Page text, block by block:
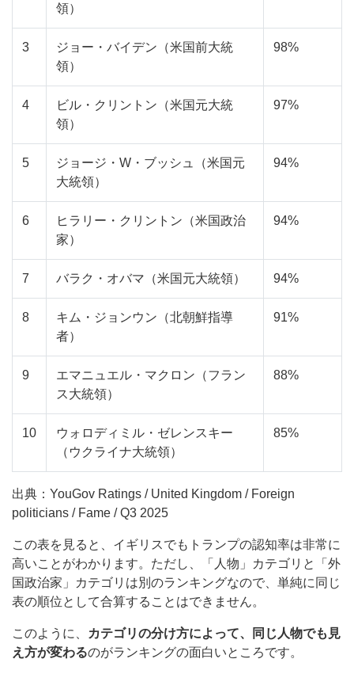
領）
3
ジョー・バイデン（米国前大統
領）
98%
4
ビル・クリントン（米国元大統
領）
97%
5
ジョージ・W・ブッシュ（米国元
大統領）
94%
6
ヒラリー・クリントン（米国政治
家）
94%
7 バラク・オバマ（米国元大統領） 94%
8
キム・ジョンウン（北朝鮮指導
者）
91%
9
エマニュエル・マクロン（フラン
ス大統領）
88%
10
ウォロディミル・ゼレンスキー
（ウクライナ大統領）
85%
出典：YouGov Ratings / United Kingdom / Foreign
politicians / Fame / Q3 2025
この表を見ると、イギリスでもトランプの認知率は非常に
高いことがわかります。ただし、「人物」カテゴリと「外
国政治家」カテゴリは別のランキングなので、単純に同じ
表の順位として合算することはできません。
このように、
カテゴリの分け方によって、同じ人物でも見
え方が変わるのがランキングの面白いところです。